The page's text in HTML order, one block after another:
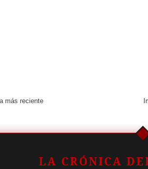
más reciente
LA CRÓNICA